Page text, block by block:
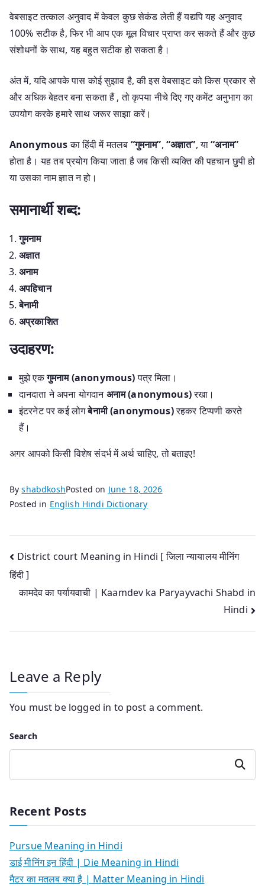
वेबसाइट तत्काल अनुवाद में केवल कुछ सेकंड लेती हैं यद्यपि यह अनुवाद
100% सटीक है, फिर भी आप एक मूल विचार प्राप्त कर सकते हैं और कुछ
संशोधनों के साथ, यह बहुत सटीक हो सकता है।
अंत में, यदि आपके पास कोई सुझाव है, की इस वेबसाइट को किस प्रकार से
और अधिक बेहतर बना सकता हैं , तो कृपया नीचे दिए गए कमेंट अनुभाग का
उपयोग करके हमारे साथ जरूर साझा करें।
Anonymousका हिंदी में मतलब “गुमनाम”, “अज्ञात”, या“अनाम”
होता है। यह तब प्रयोग किया जाता है जब किसी व्यक्ति की पहचान छुपी हो
या उसका नाम ज्ञात न हो।
समानार्थी शब्द:
गुमनाम
अज्ञात
अनाम
अपहिचान
बेनामी
अप्रकाशित
उदाहरण:
मुझे एकगुमनाम (anonymous)पत्र मिला।
दानदाता ने अपना योगदानअनाम (anonymous)रखा।
इंटरनेट पर कई लोगबेनामी (anonymous)रहकर टिप्पणी करते
हैं।
अगर आपको किसी विशेष संदर्भ में अर्थ चाहिए, तो बताइए!
ByshabdkoshPosted on June 18, 2026
Posted in English Hindi Dictionary
Post
navigation
District court Meaning in Hindi [ जिला न्यायालय मीनिंग
हिंदी ]
कामदेव का पर्यायवाची | Kaamdev ka Paryayvachi Shabd in
Hindi
Leave a Reply
You must be logged in to post a comment.
Search
Search
Recent Posts
Pursue Meaning in Hindi
डाई मीनिंग इन हिंदी | Die Meaning in Hindi
मैटर का मतलब क्या है | Matter Meaning in Hindi